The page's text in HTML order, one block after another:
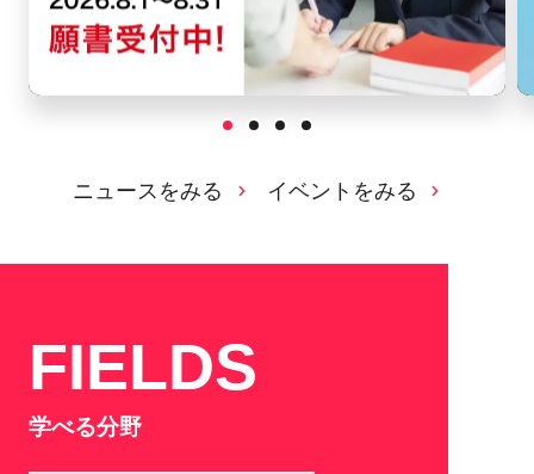
ニュースをみる イベントをみる
FIELDS
学べる分野